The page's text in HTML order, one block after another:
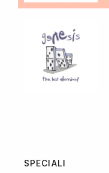
SPECIALI